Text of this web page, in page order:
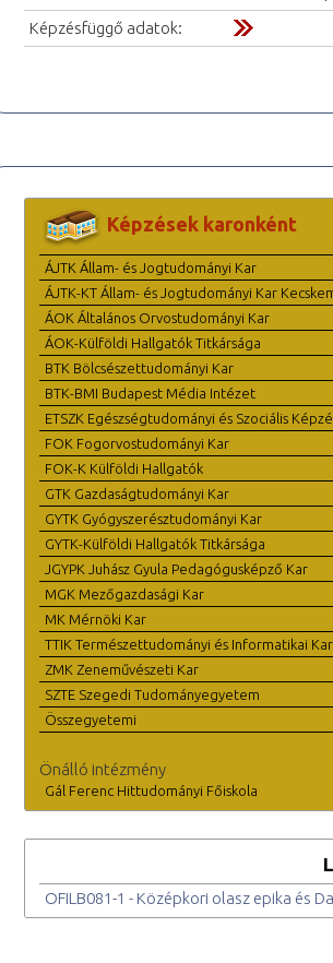
Képzésfüggő adatok:
Képzések karonként
ÁJTK Állam- és Jogtudományi Kar
ÁJTK-KT Állam- és Jogtudományi Kar
ÁOK Általános Orvostudományi Kar
ÁOK-Külföldi Hallgatók Titkársága
BTK Bölcsészettudományi Kar
BTK-BMI Budapest Média Intézet
ETSZK Egészségtudományi és Szociális
FOK Fogorvostudományi Kar
FOK-K Külföldi Hallgatók
GTK Gazdaságtudományi Kar
GYTK Gyógyszerésztudományi Kar
GYTK-Külföldi Hallgatók Titkársága
JGYPK Juhász Gyula Pedagógusképző Kar
MGK Mezőgazdasági Kar
MK Mérnöki Kar
TTIK Természettudományi és Informatikai Kar
ZMK Zeneművészeti Kar
SZTE Szegedi Tudományegyetem
Összegyetemi
Önálló intézmény
Gál Ferenc Hittudományi Főiskola
OFILB081-1 - Középkori olasz epika és